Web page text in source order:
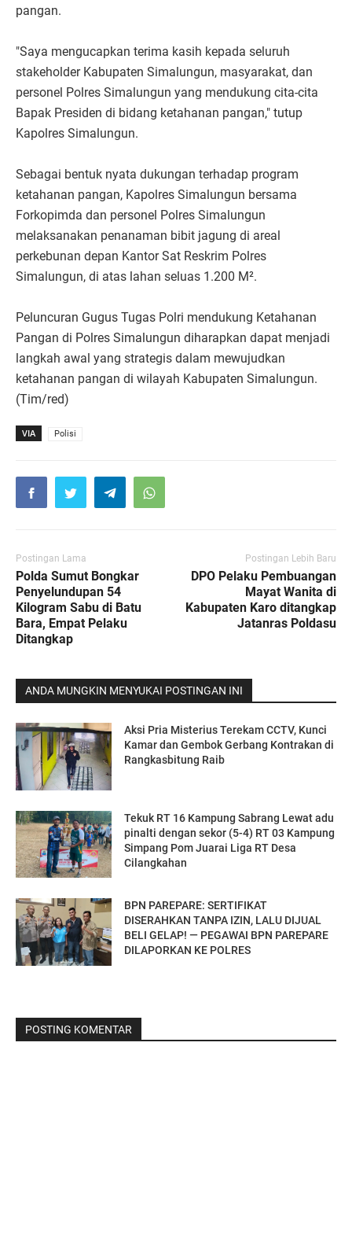
pangan.
"Saya mengucapkan terima kasih kepada seluruh
stakeholder Kabupaten Simalungun, masyarakat, dan
personel Polres Simalungun yang mendukung cita-cita
Bapak Presiden di bidang ketahanan pangan," tutup
Kapolres Simalungun.
Sebagai bentuk nyata dukungan terhadap program
ketahanan pangan, Kapolres Simalungun bersama
Forkopimda dan personel Polres Simalungun
melaksanakan penanaman bibit jagung di areal
perkebunan depan Kantor Sat Reskrim Polres
Simalungun, di atas lahan seluas 1.200 M².
Peluncuran Gugus Tugas Polri mendukung Ketahanan
Pangan di Polres Simalungun diharapkan dapat menjadi
langkah awal yang strategis dalam mewujudkan
ketahanan pangan di wilayah Kabupaten Simalungun.
(Tim/red)
VIA Polisi
Postingan Lama
Polda Sumut Bongkar
Penyelundupan 54
Kilogram Sabu di Batu
Bara, Empat Pelaku
Ditangkap
Postingan Lebih Baru
DPO Pelaku Pembuangan
Mayat Wanita di
Kabupaten Karo ditangkap
Jatanras Poldasu
ANDA MUNGKIN MENYUKAI POSTINGAN INI
Aksi Pria Misterius Terekam CCTV, Kunci
Kamar dan Gembok Gerbang Kontrakan di
Rangkasbitung Raib ‎
Tekuk RT 16 Kampung Sabrang Lewat adu
pinalti dengan sekor (5-4) RT 03 Kampung
Simpang Pom Juarai Liga RT Desa
Cilangkahan
BPN PAREPARE: SERTIFIKAT
DISERAHKAN TANPA IZIN, LALU DIJUAL
BELI GELAP! — PEGAWAI BPN PAREPARE
DILAPORKAN KE POLRES
POSTING KOMENTAR